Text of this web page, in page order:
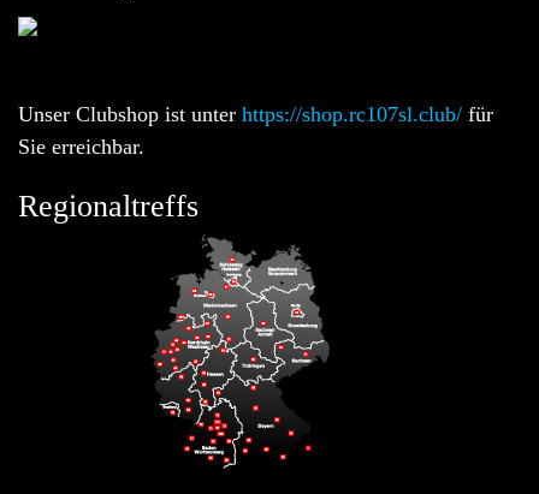
Unser Clubshop ist unter https://shop.rc107sl.club/ für
Sie erreichbar.
Regionaltreffs